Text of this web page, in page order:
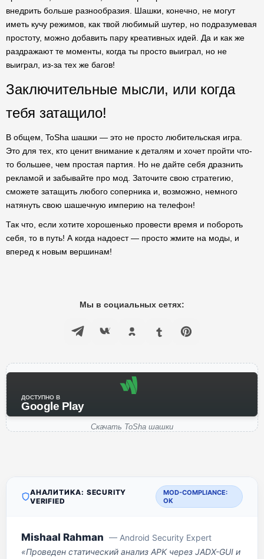
внедрить больше разнообразия. Шашки, конечно, не могут
иметь кучу режимов, как твой любимый шутер, но подразумевая
простоту, можно добавить пару креативных идей. Да и как же
раздражают те моменты, когда ты просто выиграл, но не
выиграл, из-за тех же багов!
Заключительные мысли, или когда
тебя затащило!
В общем, ToSha шашки — это не просто любительская игра.
Это для тех, кто ценит внимание к деталям и хочет пройти что-
то большее, чем простая партия. Но не дайте себя дразнить
рекламой и забывайте про мод. Заточите свою стратегию,
сможете затащить любого соперника и, возможно, немного
натянуть свою шашечную империю на телефон!
Так что, если хотите хорошенько провести время и побороть
себя, то в путь! А когда надоест — просто жмите на моды, и
вперед к новым вершинам!
Мы в социальных сетях:
ДОСТУПНО В
Google Play
Скачать ToSha шашки
АНАЛИТИКА: SECURITY
VERIFIED
MOD-COMPLIANCE:
OK
Mishaal Rahman — Android Security Expert
«Проведен статический анализ APK через JADX-GUI и